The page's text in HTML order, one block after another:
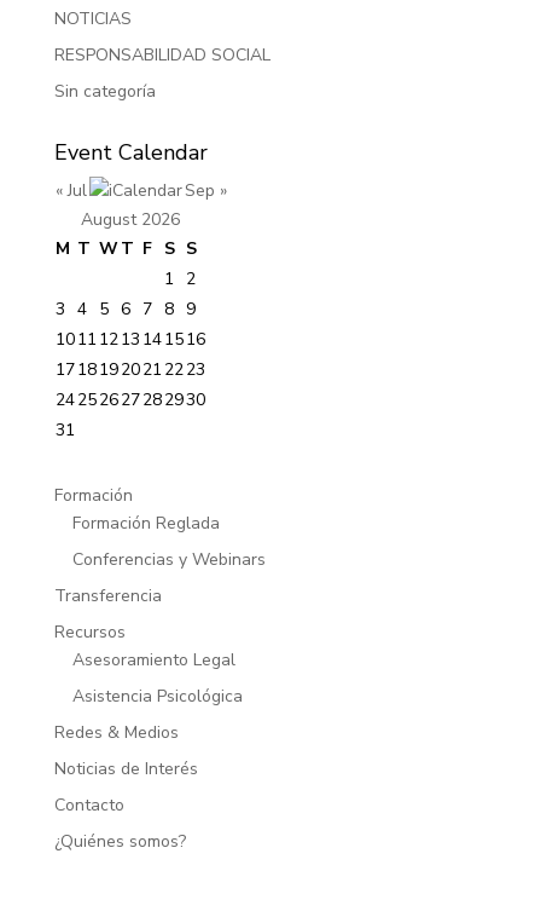
NOTICIAS
RESPONSABILIDAD SOCIAL
Sin categoría
Event Calendar
« Jul
Sep »
August 2026
M T WT F S S
1
2
3 4 5 6 7 8 9
1011 1213 141516
1718192021 2223
24252627282930
31
Formación
Formación Reglada
Conferencias y Webinars
Transferencia
Recursos
Asesoramiento Legal
Asistencia Psicológica
Redes & Medios
Noticias de Interés
Contacto
¿Quiénes somos?